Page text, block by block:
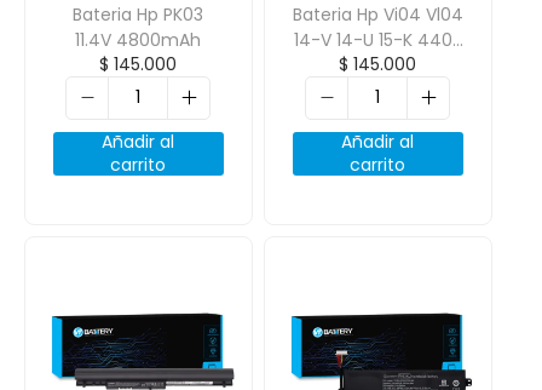
Bateria Hp PK03
11.4V 4800mAh
$ 145.000
Añadir al
carrito
Bateria Hp Vi04 Vl04
14-V 14-U 15-K 440-
G2 450-G2 14.8V
2600mAh 4 Celdas
$ 145.000
Añadir al
carrito